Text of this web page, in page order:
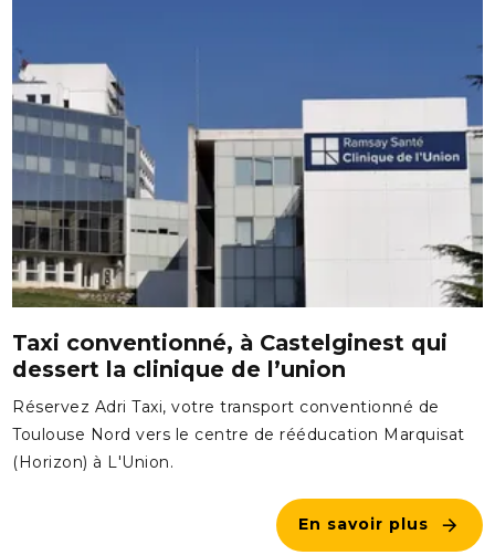
Taxi conventionné, à Castelginest qui
dessert la clinique de l’union
Réservez Adri Taxi, votre transport conventionné de
Toulouse Nord vers le centre de rééducation Marquisat
(Horizon) à L'Union.
En savoir plus